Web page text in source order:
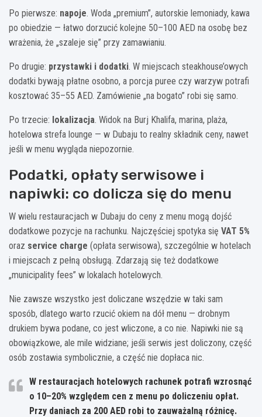
Po pierwsze: napoje. Woda „premium”, autorskie lemoniady, kawa
po obiedzie — łatwo dorzucić kolejne 50–100 AED na osobę bez
wrażenia, że „szaleje się” przy zamawianiu.
Po drugie: przystawki i dodatki. W miejscach steakhouse’owych
dodatki bywają płatne osobno, a porcja puree czy warzyw potrafi
kosztować 35–55 AED. Zamówienie „na bogato” robi się samo.
Po trzecie: lokalizacja. Widok na Burj Khalifa, marina, plaża,
hotelowa strefa lounge — w Dubaju to realny składnik ceny, nawet
jeśli w menu wygląda niepozornie.
Podatki, opłaty serwisowe i
napiwki: co dolicza się do menu
W wielu restauracjach w Dubaju do ceny z menu mogą dojść
dodatkowe pozycje na rachunku. Najczęściej spotyka się VAT 5%
oraz service charge (opłata serwisowa), szczególnie w hotelach
i miejscach z pełną obsługą. Zdarzają się też dodatkowe
„municipality fees” w lokalach hotelowych.
Nie zawsze wszystko jest doliczane wszędzie w taki sam
sposób, dlatego warto rzucić okiem na dół menu — drobnym
drukiem bywa podane, co jest wliczone, a co nie. Napiwki nie są
obowiązkowe, ale mile widziane; jeśli serwis jest doliczony, część
osób zostawia symbolicznie, a część nie dopłaca nic.
W restauracjach hotelowych rachunek potrafi wzrosnąć
o 10–20% względem cen z menu po doliczeniu opłat.
Przy daniach za 200 AED robi to zauważalną różnicę.